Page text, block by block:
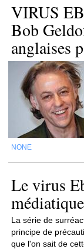
VIRUS
Bob
anglaises
NONE
Le virus
médiatique
La série de
principe de
que l'on sait de